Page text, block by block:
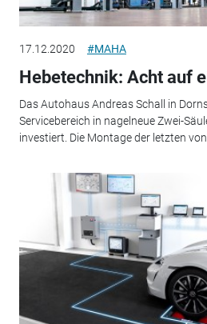
17.12.2020 #MAHA
Hebetechnik: Acht auf
Das Autohaus Andreas Schall in
Servicebereich in nagelneue Zwei-
investiert. Die Montage der letzten von